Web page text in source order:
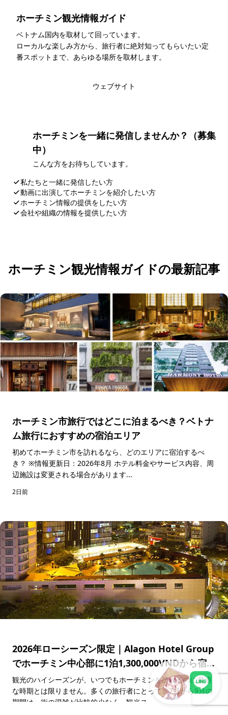
ホーチミン観光情報ガイド
ベトナム国内を取材して回っています。
ローカルな楽しみ方から、旅行者に絶対知ってもらいたい定
番スポットまで、あらゆる場所を取材します。
ウェブサイト
ホーチミンを一緒に発信しませんか？（募集
中）
こんな方をお待ちしています。
私たちと一緒に発信したい方
動画に出演してホーチミンを紹介したい方
ホーチミン情報の提供をしたい方
会社や組織の情報を提供したい方
ホーチミン観光情報ガイドの最新記事
ホーチミン市旅行ではどこに泊まるべき？ベトナ
ム旅行におすすめの宿泊エリア
初めてホーチミン市を訪れるなら、どのエリアに宿泊するべ
き？ ※情報更新日：2026年8月 ホテル料金やサービス内容、周
辺施設は変更される場合があります...
2日前
2026年ローシーズン限定｜Alagon Hotel Group
でホーチミン中心部に1泊1,300,000VNDから宿泊
できる特別キャンペーン
観光のハイシーズンが、いつでもホーチミンを訪れるのに最適
な時期とは限りません。多くの旅行者にとって、7月から9月の
期間は、街の混雑が比較的少なく、観光ス...